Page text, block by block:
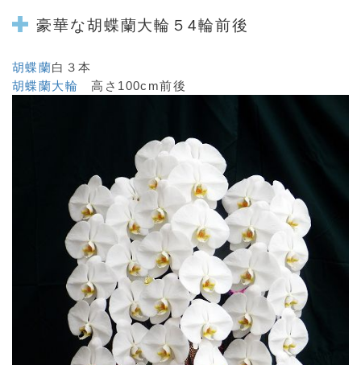
豪華な胡蝶蘭大輪５4輪前後
胡蝶蘭白３本
胡蝶蘭大輪高さ100cm前後